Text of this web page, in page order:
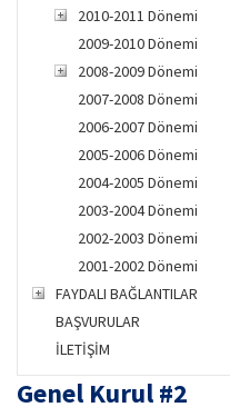
2010-2011 Dönemi
2009-2010 Dönemi
2008-2009 Dönemi
2007-2008 Dönemi
2006-2007 Dönemi
2005-2006 Dönemi
2004-2005 Dönemi
2003-2004 Dönemi
2002-2003 Dönemi
2001-2002 Dönemi
FAYDALI BAĞLANTILAR
BAŞVURULAR
İLETİŞİM
Genel Kurul #2